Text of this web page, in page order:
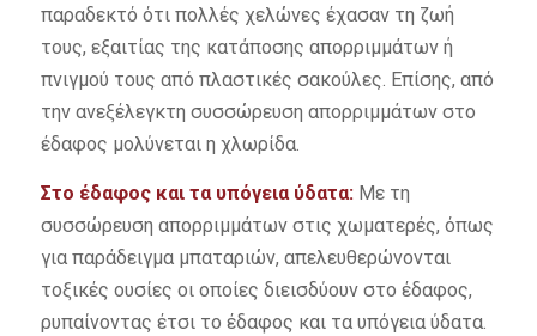
παραδεκτό ότι πολλές χελώνες έχασαν τη ζωή
τους, εξαιτίας της κατάποσης απορριμμάτων ή
πνιγμού τους από πλαστικές σακούλες. Επίσης, από
την ανεξέλεγκτη συσσώρευση απορριμμάτων στο
έδαφος μολύνεται η χλωρίδα.
Στο έδαφος και τα υπόγεια ύδατα:Με τη
συσσώρευση απορριμμάτων στις χωματερές, όπως
για παράδειγμα μπαταριών, απελευθερώνονται
τοξικές ουσίες οι οποίες διεισδύουν στο έδαφος,
ρυπαίνοντας έτσι το έδαφος και τα υπόγεια ύδατα.